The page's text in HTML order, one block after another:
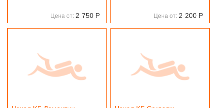
Цена от: 2 750 Р Цена от: 2 200 Р